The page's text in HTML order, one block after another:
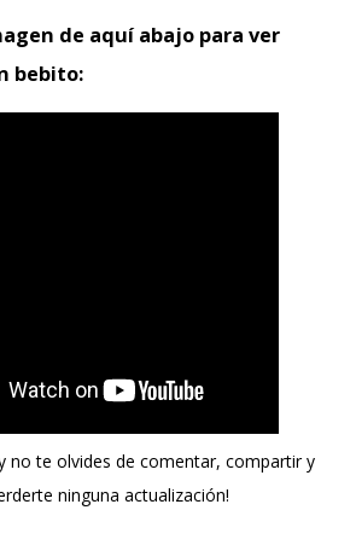
de aquí abajo para ver
bebito:
no te olvides de comentar, compartir y
ninguna actualización!